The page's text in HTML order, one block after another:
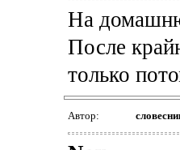
На
После
только
Автор: